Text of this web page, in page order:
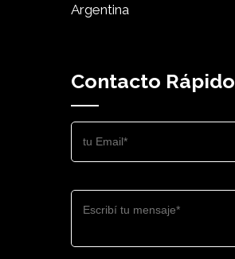
Argentina
Contacto Rápido